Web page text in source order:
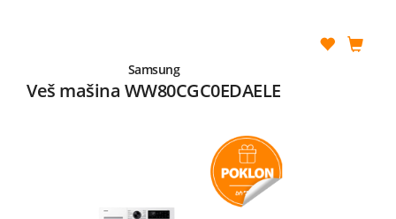
Samsung
Veš mašina WW80CGC0EDAELE